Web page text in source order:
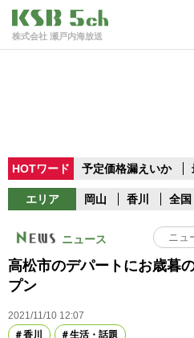
株式会社 瀬戸内海放送
HOTワード 予定価格漏えいか
エリア 岡山 香川 全国
ニュース
高松市のデパートにお歳暮
プン
2021/11/10 12:07
香川
生活・話題